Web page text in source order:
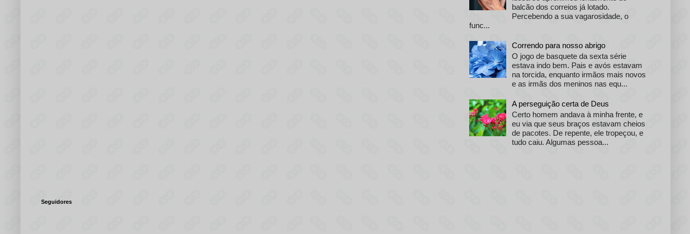
balcão dos correios já lotado.
Percebendo a sua vagarosidade, o
func...
Correndo para nosso abrigo
O jogo de basquete da sexta série
estava indo bem. Pais e avós estavam
na torcida, enquanto irmãos mais novos
e as irmãs dos meninos nas equ...
A perseguição certa de Deus
Certo homem andava à minha frente, e
eu via que seus braços estavam cheios
de pacotes. De repente, ele tropeçou, e
tudo caiu. Algumas pessoa...
Seguidores